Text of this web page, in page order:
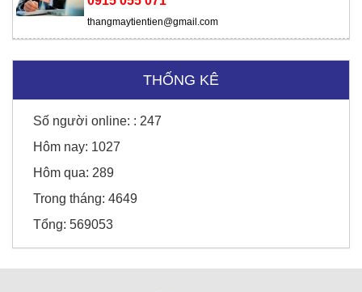
Viện chiến lược
thangmaytientien@gmail.com
THỐNG KÊ
Số người online: : 247
Hôm nay: 1027
Hôm qua: 289
Trong tháng: 4649
Tổng: 569053